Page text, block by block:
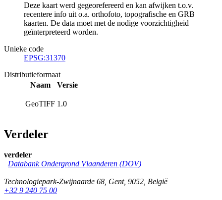
Deze kaart werd gegeorefereerd en kan afwijken t.o.v.
recentere info uit o.a. orthofoto, topografische en GRB
kaarten. De data moet met de nodige voorzichtigheid
geïnterpreteerd worden.
Unieke code
EPSG:31370
Distributieformaat
Naam
Versie
GeoTIFF 1.0
Verdeler
verdeler
Databank Ondergrond Vlaanderen (DOV)
Technologiepark-Zwijnaarde 68, Gent, 9052, België
+32 9 240 75 00